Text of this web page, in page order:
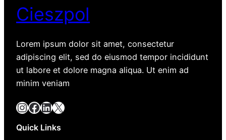
Cieszpol
Lorem ipsum dolor sit amet, consectetur
adipiscing elit, sed do eiusmod tempor incididunt
ut labore et dolore magna aliqua. Ut enim ad
minim veniam
InstagramFacebook LinkedIn X
Quick Links